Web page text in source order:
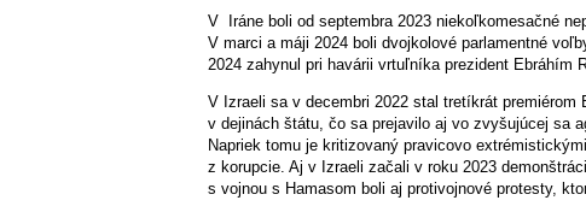
V Iráne boli od septembra 2023 niekoľkomesačné
V marci a máji 2024 boli dvojkolové parlamentné
2024 zahynul pri havárii vrtuľníka prezident Ebráhím
V Izraeli sa v decembri 2022 stal tretíkrát
v dejinách štátu, čo sa prejavilo aj vo zvyšujúcej sa
Napriek tomu je kritizovaný pravicovo
z korupcie. Aj v Izraeli začali v roku 2023
s vojnou s Hamasom boli aj protivojnové protesty,